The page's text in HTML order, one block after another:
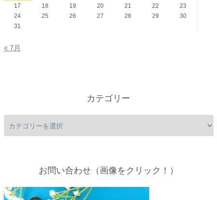
17
18 19 20 21 22
23
24
25 26 27 28 29
30
31
« 7月
カテゴリー
お問い合わせ（画像をクリック！）